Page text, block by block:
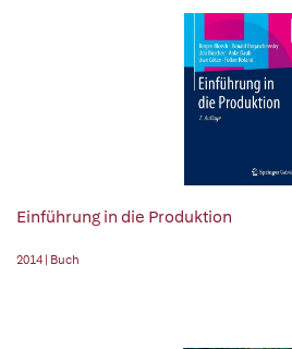
Einführung in die Produktion
2014 | Buch